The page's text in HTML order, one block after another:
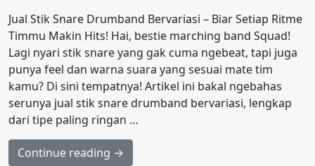
Jual Stik Snare Drumband Bervariasi – Biar Setiap Ritme
Timmu Makin Hits! Hai, bestie marching band Squad!
Lagi nyari stik snare yang gak cuma ngebeat, tapi juga
punya feel dan warna suara yang sesuai mate tim
kamu? Di sini tempatnya! Artikel ini bakal ngebahas
serunya jual stik snare drumband bervariasi, lengkap
dari tipe paling ringan …
Continue reading →